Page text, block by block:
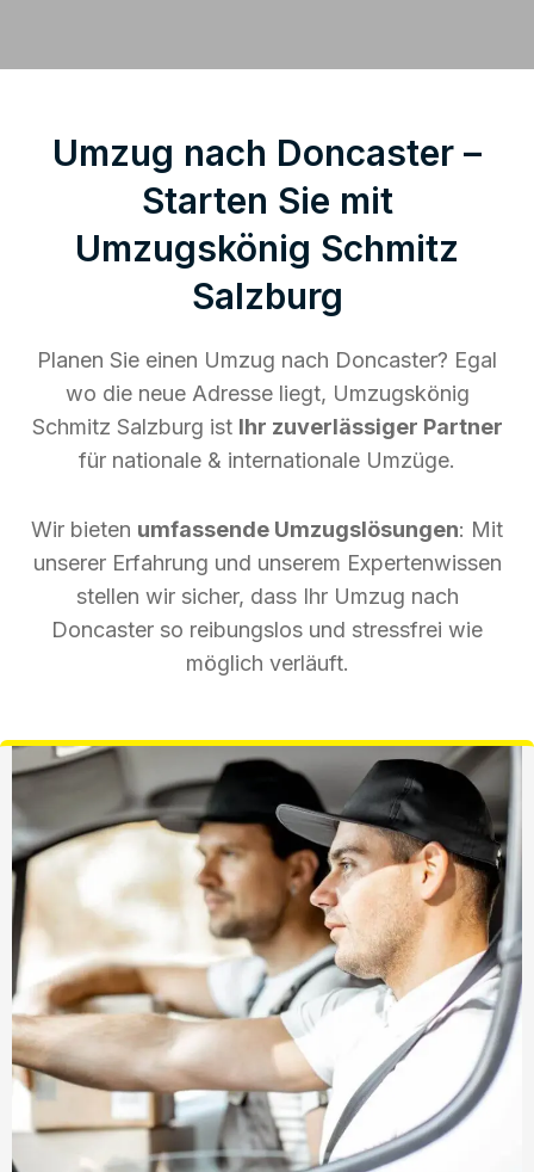
Umzug nach Doncaster –
Starten Sie mit
Umzugskönig Schmitz
Salzburg
Planen Sie einen Umzug nach Doncaster? Egal
wo die neue Adresse liegt, Umzugskönig
Schmitz Salzburg ist Ihr zuverlässiger Partner
für nationale & internationale Umzüge.
Wir bieten umfassende Umzugslösungen: Mit
unserer Erfahrung und unserem Expertenwissen
stellen wir sicher, dass Ihr Umzug nach
Doncaster so reibungslos und stressfrei wie
möglich verläuft.